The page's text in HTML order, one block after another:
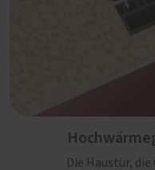
Die Haustür,